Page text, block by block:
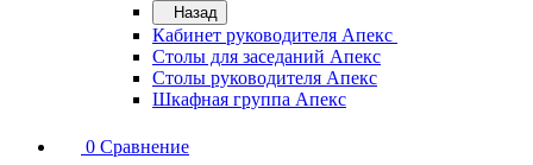
Назад
Кабинет руководителя Апекс
Столы для заседаний Апекс
Столы руководителя Апекс
Шкафная группа Апекс
0 Сравнение